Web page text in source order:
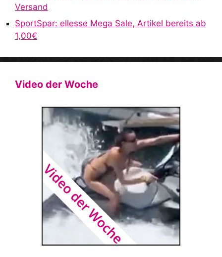
Versand
SportSpar: ellesse Mega Sale, Artikel bereits ab
1,00€
Video der Woche